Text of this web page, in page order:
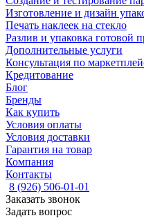
Изготовление и дизайн
Печать наклеек на стекло
Разлив и упаковка готовой
Дополнительные услуги
Консультация по
Кредитование
Блог
Бренды
Как купить
Условия оплаты
Условия доставки
Гарантия на товар
Компания
Контакты
8 (926) 506-01-01
Заказать звонок
Задать вопрос